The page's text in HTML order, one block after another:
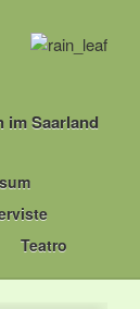
im Saarland
Teatro